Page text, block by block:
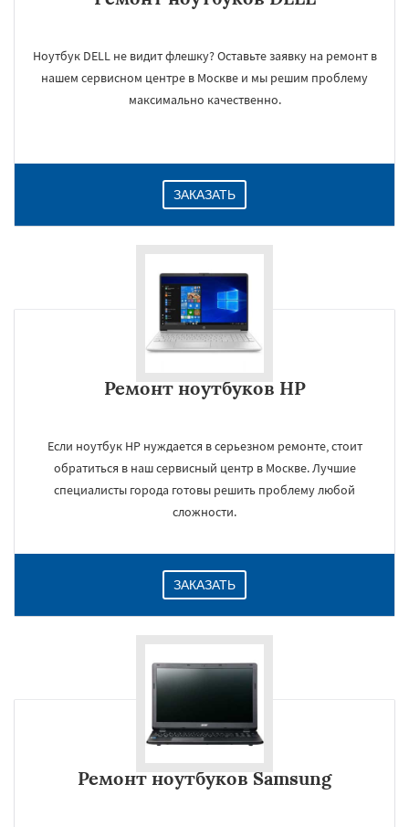
Ноутбук DELL не видит флешку? Оставьте заявку на ремонт в
нашем сервисном центре в Москве и мы решим проблему
максимально качественно.
ЗАКАЗАТЬ
Ремонт ноутбуков HP
Если ноутбук HP нуждается в серьезном ремонте, стоит
обратиться в наш сервисный центр в Москве. Лучшие
специалисты города готовы решить проблему любой
сложности.
ЗАКАЗАТЬ
Ремонт ноутбуков Samsung
×